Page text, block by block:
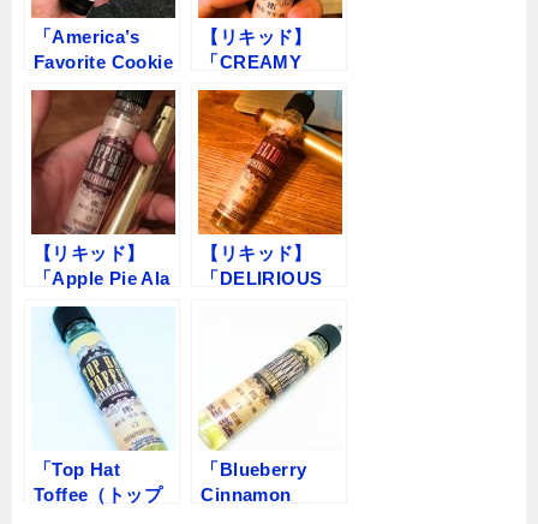
「America’s
Favorite Cookie
by The Vapor
Hut」VAPEリキ
ッドレビュー
【リキッド】
「CREAMY
CUSTARD by
The Vapor
Hut（ザ ベーパ
ーハット）」
【リキッド】
「Apple Pie Ala
Mode（アップル
パイアラモー
ド） by The
Vapor Hut（ベイ
パーハット）】
【リキッド】
「DELIRIOUS
Hut（ベイパーハ
ット）」レビュ
「Top Hat
Toffee（トップ
「Blueberry
Cinnamon